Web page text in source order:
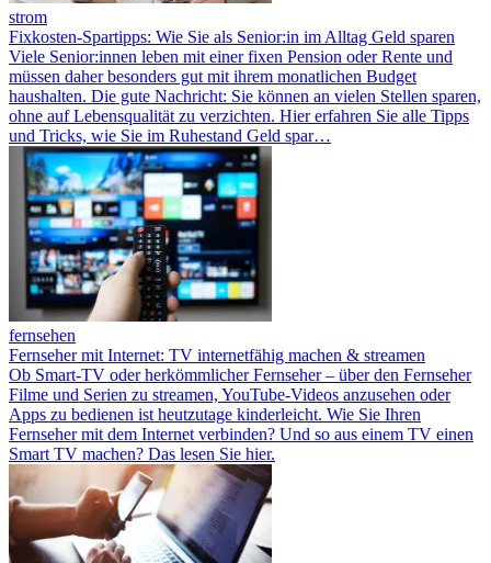
strom
Fixkosten-Spartipps: Wie Sie als Senior:in im Alltag Geld sparen
Viele Senior:innen leben mit einer fixen Pension oder Rente und
müssen daher besonders gut mit ihrem monatlichen Budget
haushalten. Die gute Nachricht: Sie können an vielen Stellen sparen,
ohne auf Lebensqualität zu verzichten. Hier erfahren Sie alle Tipps
und Tricks, wie Sie im Ruhestand Geld spar…
fernsehen
Fernseher mit Internet: TV internetfähig machen & streamen
Ob Smart-TV oder herkömmlicher Fernseher – über den Fernseher
Filme und Serien zu streamen, YouTube-Videos anzusehen oder
Apps zu bedienen ist heutzutage kinderleicht. Wie Sie Ihren
Fernseher mit dem Internet verbinden? Und so aus einem TV einen
Smart TV machen? Das lesen Sie hier.